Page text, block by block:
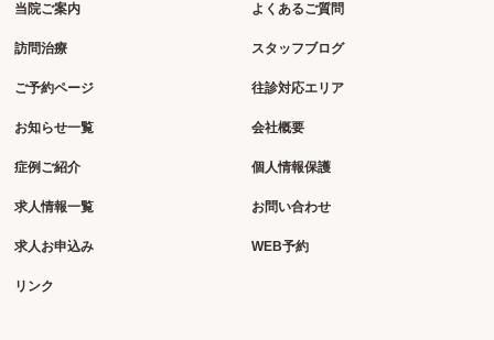
当院ご案内
訪問治療
よくあるご質問
スタッフブログ
ご予約ページ
お知らせ一覧
症例ご紹介
求人情報一覧
求人お申込み
リンク
往診対応エリア
会社概要
個人情報保護
お問い合わせ
WEB予約